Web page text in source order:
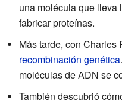
una molécula que lleva
fabricar proteínas.
Más tarde, con
recombinación genética
moléculas de ADN se
También descubrió